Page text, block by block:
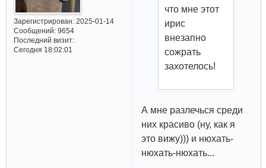
Зарегистрирован: 2025-01-14
Сообщений:9654
Последний визит:
Сегодня 18:02:01
что мне этот
ирис
внезапно
сожрать
захотелось!
А мне разлечься среди
них красиво (ну, как я
это вижу))) и нюхать-
нюхать-нюхать...